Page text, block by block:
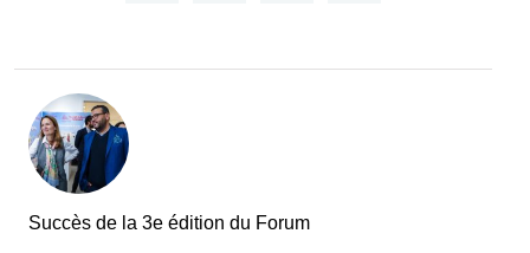
le
Tunisie
Succès de la 3e édition du Forum